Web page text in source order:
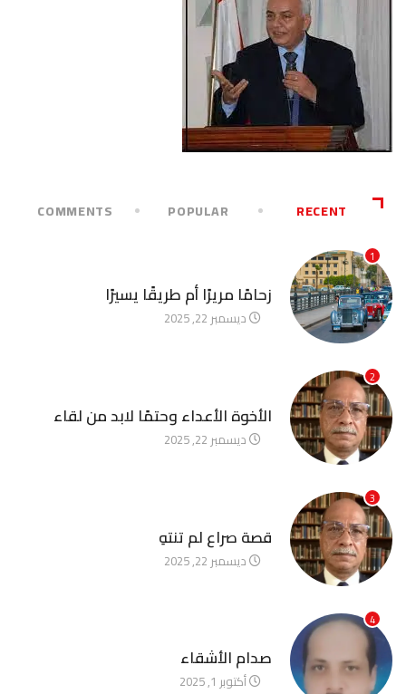
RECENT
POPULAR
COMMENTS
1
زحامًا مريرًا أم طريقًا يسيرًا
ديسمبر 22, 2025
2
الأخوة الأعداء وحتمًا لابد من لقاء
ديسمبر 22, 2025
3
قصة صراع لم تنتهِ
ديسمبر 22, 2025
4
صدام الأشقاء
أكتوبر 1, 2025